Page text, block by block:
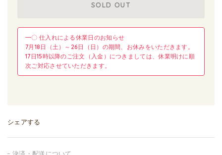
SOLD OUT
━〇 仕入れによる休業日のお知らせ
7月18日（土）～26日（日）の期間、お休みをいただきます。
17日15時以降のご注文（入金）につきましては、休業明けに順
次ご対応させていただきます。
シェアする